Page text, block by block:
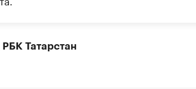
РБК Татарстан